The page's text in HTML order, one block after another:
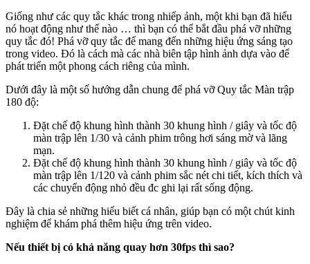
Giống như các quy tắc khác trong nhiếp ảnh, một khi bạn đã hiểu
nó hoạt động như thế nào … thì bạn có thể bắt đầu phá vỡ những
quy tắc đó! Phá vỡ quy tắc để mang đến những hiệu ứng sáng tạo
trong video. Đó là cách mà các nhà biên tập hình ảnh dựa vào để
phát triển một phong cách riêng của mình.
Dưới đây là một số hướng dẫn chung để phá vỡ Quy tắc Màn trập
180 độ:
Đặt chế độ khung hình thành 30 khung hình / giây và tốc độ
màn trập lên 1/30 và cảnh phim trông hơi sáng mờ và lãng
mạn.
Đặt chế độ khung hình thành 30 khung hình / giây và tốc độ
màn trập lên 1/120 và cảnh phim sắc nét chi tiết, kích thích và
các chuyển động nhỏ đều đc ghi lại rất sống động.
Đây là chia sẻ những hiểu biết cá nhân, giúp bạn có một chút kinh
nghiệm để khám phá thêm hiệu ứng trên video.
Nếu thiết bị có khả năng quay hơn 30fps thì sao?